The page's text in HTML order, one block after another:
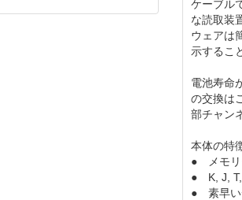
ケーブル
な読取装
ウェアは
示するこ
電池寿命
の交換は
部チャン
本体の特
● メモリ
● K, J, T,
● 素早い